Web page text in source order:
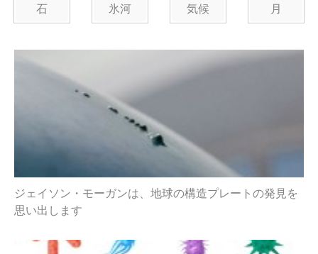
石 氷河 気候 月
ジェイソン・モーガンは、地球の構造プレートの発見を
思い出します